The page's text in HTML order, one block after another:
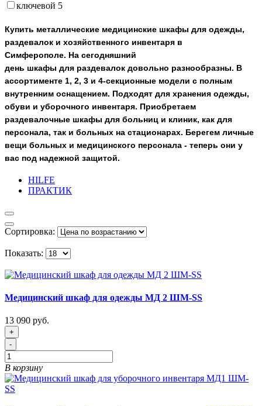
ключевой 5
Купить металлические медицинские шкафы для одежды,
раздевалок и хозяйственного инвентаря в
Симферополе. На сегодняшний
день шкафы для раздевалок довольно разнообразны. В
ассортименте 1, 2, 3 и 4-секционные модели с полным
внутренним оснащением. Подходят для хранения одежды,
обуви и уборочного инвентаря. Приобретаем
раздевалочные шкафы для больниц и клиник, как для
персонала, так и больных на стационарах. Берегем личные
вещи больных и медицинского персонала - теперь они у
вас под надежной защитой.
HILFE
ПРАКТИК
Сортировка:
Показать:
Медицинский шкаф для одежды МД 2 ШМ-SS
13 090 руб.
+
-
В корзину